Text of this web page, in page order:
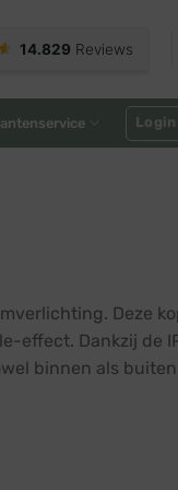
Login
Deze
effect. Dankzij de
binnen als